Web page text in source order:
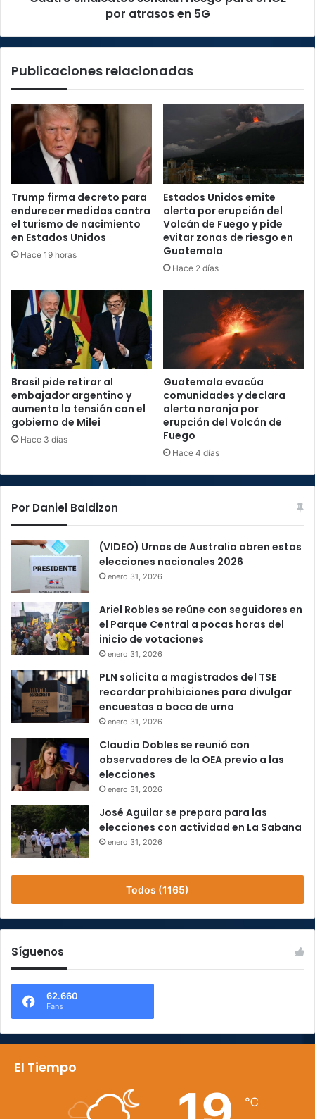
por atrasos en 5G
Publicaciones relacionadas
Trump firma decreto para
endurecer medidas contra
el turismo de nacimiento
en Estados Unidos
Hace 19 horas
Estados Unidos emite
alerta por erupción del
Volcán de Fuego y pide
evitar zonas de riesgo en
Guatemala
Hace 2 días
Brasil pide retirar al
embajador argentino y
aumenta la tensión con el
gobierno de Milei
Hace 3 días
Guatemala evacúa
comunidades y declara
alerta naranja por
erupción del Volcán de
Fuego
Hace 4 días
Por Daniel Baldizon
(VIDEO) Urnas de Australia abren estas
elecciones nacionales 2026
enero 31, 2026
Ariel Robles se reúne con seguidores en
el Parque Central a pocas horas del
inicio de votaciones
enero 31, 2026
PLN solicita a magistrados del TSE
recordar prohibiciones para divulgar
encuestas a boca de urna
enero 31, 2026
Claudia Dobles se reunió con
observadores de la OEA previo a las
elecciones
enero 31, 2026
José Aguilar se prepara para las
elecciones con actividad en La Sabana
enero 31, 2026
Todos (1165)
Síguenos
62.660
Fans
El Tiempo
℃